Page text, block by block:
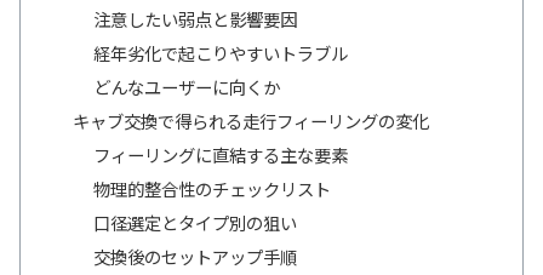
注意したい弱点と影響要因
経年劣化で起こりやすいトラブル
どんなユーザーに向くか
キャブ交換で得られる走行フィーリングの変化
フィーリングに直結する主な要素
物理的整合性のチェックリスト
口径選定とタイプ別の狙い
交換後のセットアップ手順